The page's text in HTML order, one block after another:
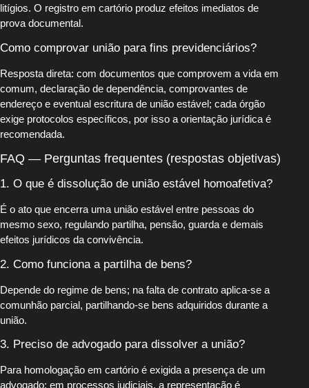
litígios. O registro em cartório produz efeitos imediatos de
prova documental.
Como comprovar união para fins previdenciários?
Resposta direta: com documentos que comprovem a vida em
comum, declaração de dependência, comprovantes de
endereço e eventual escritura de união estável; cada órgão
exige protocolos específicos, por isso a orientação jurídica é
recomendada.
FAQ — Perguntas frequentes (respostas objetivas)
1. O que é dissolução de união estável homoafetiva?
É o ato que encerra uma união estável entre pessoas do
mesmo sexo, regulando partilha, pensão, guarda e demais
efeitos jurídicos da convivência.
2. Como funciona a partilha de bens?
Depende do regime de bens; na falta de contrato aplica-se a
comunhão parcial, partilhando-se bens adquiridos durante a
união.
3. Preciso de advogado para dissolver a união?
Para homologação em cartório é exigida a presença de um
advogado; em processos judiciais, a representação é